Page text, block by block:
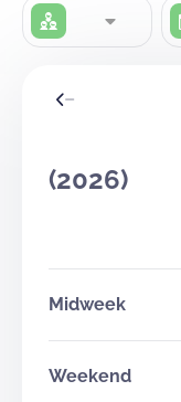
(2026)
Midweek
Weekend